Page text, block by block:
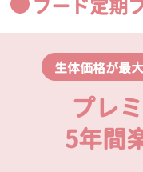
フード定期
生体価格が最
プレ
5年間